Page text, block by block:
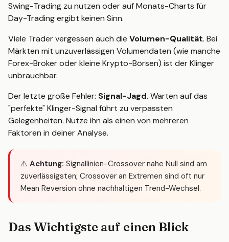
Swing-Trading zu nutzen oder auf Monats-Charts für
Day-Trading ergibt keinen Sinn.
Viele Trader vergessen auch die Volumen-Qualität. Bei
Märkten mit unzuverlässigen Volumendaten (wie manche
Forex-Broker oder kleine Krypto-Börsen) ist der Klinger
unbrauchbar.
Der letzte große Fehler: Signal-Jagd. Warten auf das
"perfekte" Klinger-Signal führt zu verpassten
Gelegenheiten. Nutze ihn als einen von mehreren
Faktoren in deiner Analyse.
⚠️ Achtung: Signallinien-Crossover nahe Null sind am
zuverlässigsten; Crossover an Extremen sind oft nur
Mean Reversion ohne nachhaltigen Trend-Wechsel.
Das Wichtigste auf einen Blick